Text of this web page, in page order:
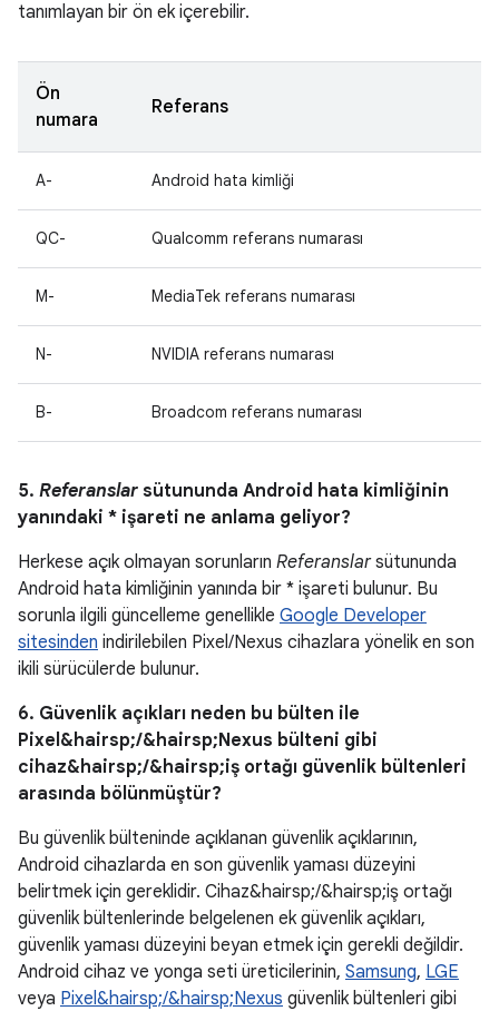
tanımlayan bir ön ek içerebilir.
Ön
numara
Referans
A- Android hata kimliği
QC- Qualcomm referans numarası
M- MediaTek referans numarası
N- NVIDIA referans numarası
B- Broadcom referans numarası
5. Referanslar sütununda Android hata kimliğinin
yanındaki * işareti ne anlama geliyor?
Herkese açık olmayan sorunların Referanslarsütununda
Android hata kimliğinin yanında bir * işareti bulunur. Bu
sorunla ilgili güncelleme genellikle Google Developer
sitesinden indirilebilen Pixel/Nexus cihazlara yönelik en son
ikili sürücülerde bulunur.
6. Güvenlik açıkları neden bu bülten ile
Pixel&hairsp;/&hairsp;Nexus bülteni gibi
cihaz&hairsp;/&hairsp;iş ortağı güvenlik bültenleri
arasında bölünmüştür?
Bu güvenlik bülteninde açıklanan güvenlik açıklarının,
Android cihazlarda en son güvenlik yaması düzeyini
belirtmek için gereklidir. Cihaz&hairsp;/&hairsp;iş ortağı
güvenlik bültenlerinde belgelenen ek güvenlik açıkları,
güvenlik yaması düzeyini beyan etmek için gerekli değildir.
Android cihaz ve yonga seti üreticilerinin, Samsung, LGE
veya Pixel&hairsp;/&hairsp;Nexus güvenlik bültenleri gibi